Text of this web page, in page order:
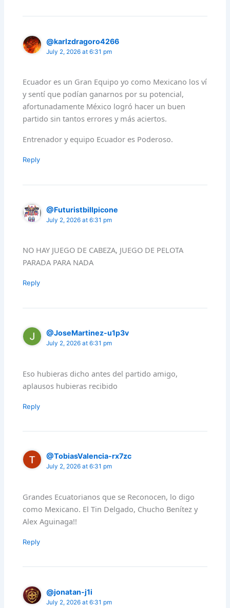
@karlzdragoro4266
July 2, 2026 at 6:31 pm
Ecuador es un Gran Equipo yo como Mexicano los ví
y sentí que podían ganarnos por su potencial,
afortunadamente México logró hacer un buen
partido sin tantos errores y más aciertos.
Entrenador y equipo Ecuador es Poderoso.
Reply
@Futuristbillpicone
July 2, 2026 at 6:31 pm
NO HAY JUEGO DE CABEZA, JUEGO DE PELOTA
PARADA PARA NADA
Reply
@JoseMartinez-u1p3v
July 2, 2026 at 6:31 pm
Eso hubieras dicho antes del partido amigo,
aplausos hubieras recibido
Reply
@TobiasValencia-rx7zc
July 2, 2026 at 6:31 pm
Grandes Ecuatorianos que se Reconocen, lo digo
como Mexicano. El Tin Delgado, Chucho Benítez y
Alex Aguinaga!!
Reply
@jonatan-j1i
July 2, 2026 at 6:31 pm